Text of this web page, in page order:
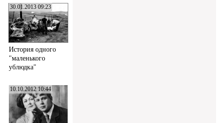
30.01.2013 09:23
История одного
"маленького
ублюдка"
10.10.2012 10:44